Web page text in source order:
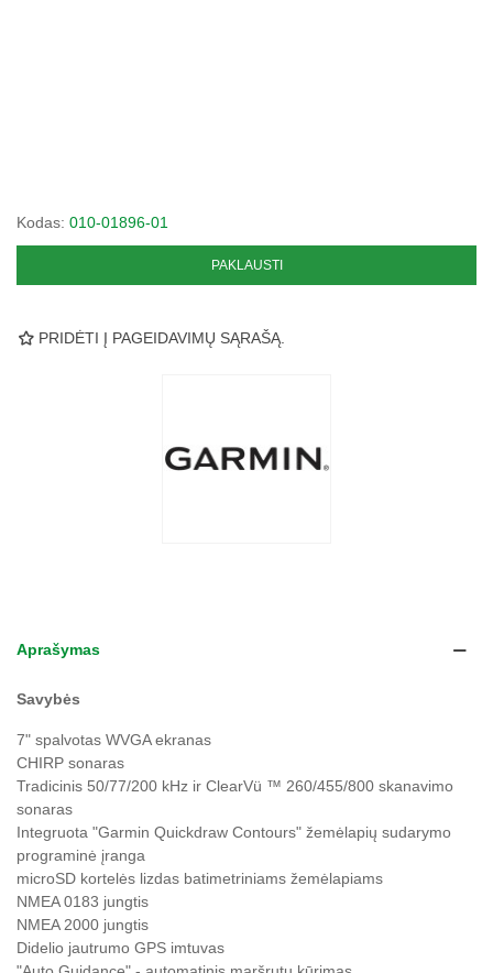
Kodas: 010-01896-01
PAKLAUSTI
PRIDĖTI Į PAGEIDAVIMŲ SĄRAŠĄ.
Aprašymas
Savybės
7" spalvotas WVGA ekranas
CHIRP sonaras
Tradicinis 50/77/200 kHz ir ClearVü ™ 260/455/800 skanavimo
sonaras
Integruota "Garmin Quickdraw Contours" žemėlapių sudarymo
programinė įranga
microSD kortelės lizdas batimetriniams žemėlapiams
NMEA 0183 jungtis
NMEA 2000 jungtis
Didelio jautrumo GPS imtuvas